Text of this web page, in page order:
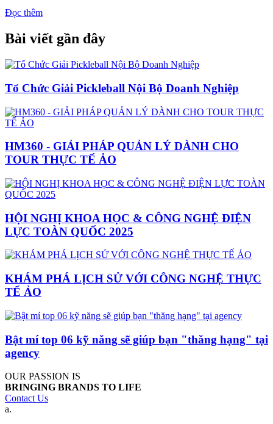
Đọc thêm
Bài viết gần đây
Tổ Chức Giải Pickleball Nội Bộ Doanh Nghiệp
HM360 - GIẢI PHÁP QUẢN LÝ DÀNH CHO
TOUR THỰC TẾ ẢO
HỘI NGHỊ KHOA HỌC & CÔNG NGHỆ ĐIỆN
LỰC TOÀN QUỐC 2025
KHÁM PHÁ LỊCH SỬ VỚI CÔNG NGHỆ THỰC
TẾ ẢO
Bật mí top 06 kỹ năng sẽ giúp bạn "thăng hạng" tại
agency
OUR PASSION IS
BRINGING BRANDS TO LIFE
Contact Us
a.